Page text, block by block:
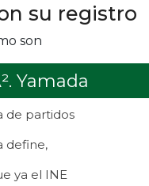
su registro
son
Yamada
de partidos
define,
ya el INE